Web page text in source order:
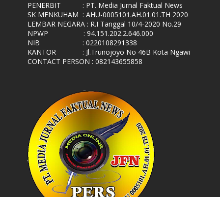
PENERBIT
: PT. Media Jurnal Faktual News
SK MENKUHAM : AHU-0005101.AH.01.01.TH 2020
LEMBAR NEGARA : R.I Tanggal 10/4-2020 No.29
NPWP
: 94.151.202.2.646.000
NIB
: 0220108291338
KANTOR
: Jl.Trunojoyo No 46B Kota Ngawi
CONTACT PERSON : 082143655858